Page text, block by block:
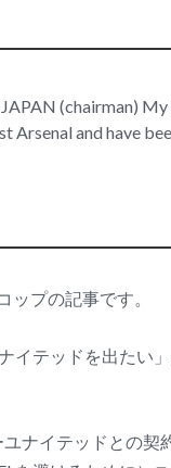
(chairman)
Arsenal and have
プの記事です。
イテッドを出たい
ナイテッドとの契